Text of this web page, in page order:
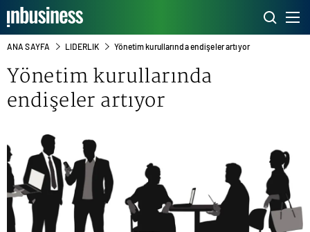
ANA SAYFA LIDERLIK Yönetim kurullarında endişeler artıyor
Yönetim kurullarında
endişeler artıyor